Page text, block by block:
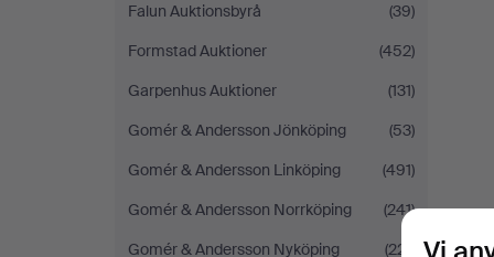
Falun Auktionsbyrå
(39)
Formstad Auktioner
(452)
Garpenhus Auktioner
(131)
Gomér & Andersson Jönköping
(53)
Gomér & Andersson Linköping
(491)
Gomér & Andersson Norrköping
(241)
Gomér & Andersson Nyköping
(221)